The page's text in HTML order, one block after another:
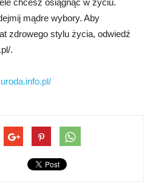
mądre wybory. Aby
zdrowego stylu życia, odwiedź
.